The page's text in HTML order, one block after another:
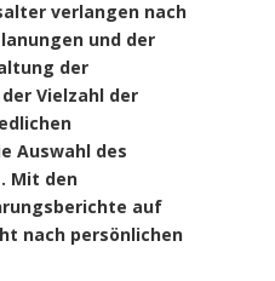
verlangen nach
und der
der
Vielzahl der
Auswahl des
Mit den
auf
nach persönlichen